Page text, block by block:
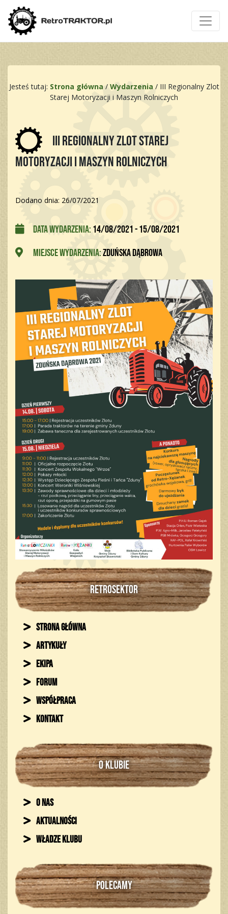
RETROSEKTOR
Strona główna
Artykuły
Ekipa
Forum
Współpraca
Kontakt
O KLUBIE
O nas
Aktualności
Władze klubu
POLECAMY
Jesteś tutaj: Strona główna / Wydarzenia / III Regionalny Zlot
Starej Motoryzacji i Maszyn Rolniczych
III Regionalny Zlot Starej
Motoryzacji i Maszyn Rolniczych
Dodano dnia: 26/07/2021
Data wydarzenia: 14/08/2021 - 15/08/2021
Miejsce wydarzenia:Zduńska Dąbrowa